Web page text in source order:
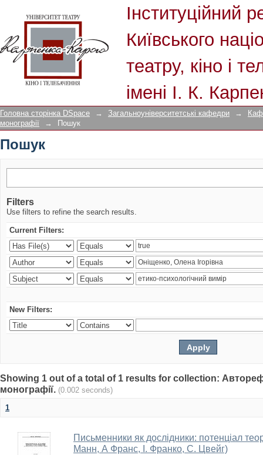
Інституційний
Київського
театру, кіно і
імені І. К.
Головна сторінка DSpace → Загальноуніверситетські кафедри →
монографії
→ Пошук
Пошук
Filters
Use filters to refine the search results.
Current Filters:
New Filters:
Showing 1 out of a total of 1 results for collection:
монографії. (0.002 seconds)
1
Письменники як дослідники: потенціал
Манн, А Франс, І. Франко, С. Цвейг)